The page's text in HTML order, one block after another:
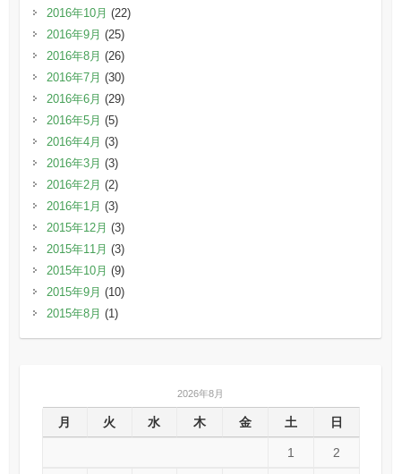
2016年10月 (22)
2016年9月 (25)
2016年8月 (26)
2016年7月 (30)
2016年6月 (29)
2016年5月 (5)
2016年4月 (3)
2016年3月 (3)
2016年2月 (2)
2016年1月 (3)
2015年12月 (3)
2015年11月 (3)
2015年10月 (9)
2015年9月 (10)
2015年8月 (1)
2026年8月
月 火 水 木 金 土 日
1 2